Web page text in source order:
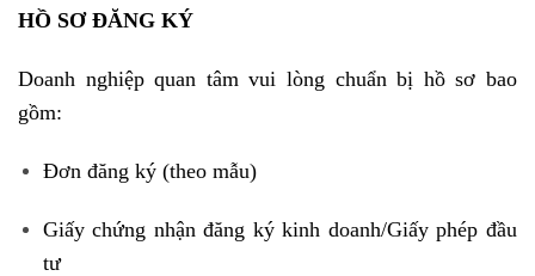
HỒ SƠ ĐĂNG KÝ
Doanh nghiệp quan tâm vui lòng chuẩn bị hồ sơ bao
gồm:
Đơn đăng ký (theo mẫu)
Giấy chứng nhận đăng ký kinh doanh/Giấy phép đầu
tư